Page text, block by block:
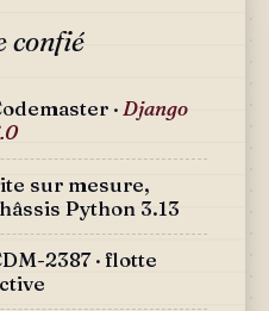
confié
· Django
sur mesure,
Python 3.13
2387 · flotte